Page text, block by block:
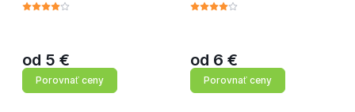
od 5 €
Porovnať ceny
od 6 €
Porovnať ceny